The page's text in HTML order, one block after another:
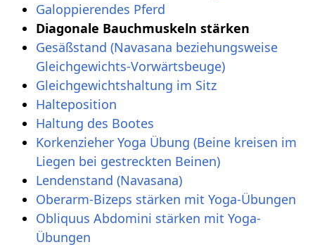
Galoppierendes Pferd
Diagonale Bauchmuskeln stärken
Gesäßstand (Navasana beziehungsweise
Gleichgewichts-Vorwärtsbeuge)
Gleichgewichtshaltung im Sitz
Halteposition
Haltung des Bootes
Korkenzieher Yoga Übung (Beine kreisen im
Liegen bei gestreckten Beinen)
Lendenstand (Navasana)
Oberarm-Bizeps stärken mit Yoga-Übungen
Obliquus Abdomini stärken mit Yoga-
Übungen